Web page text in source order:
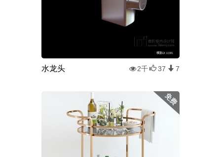
水龙头 2千 37 7